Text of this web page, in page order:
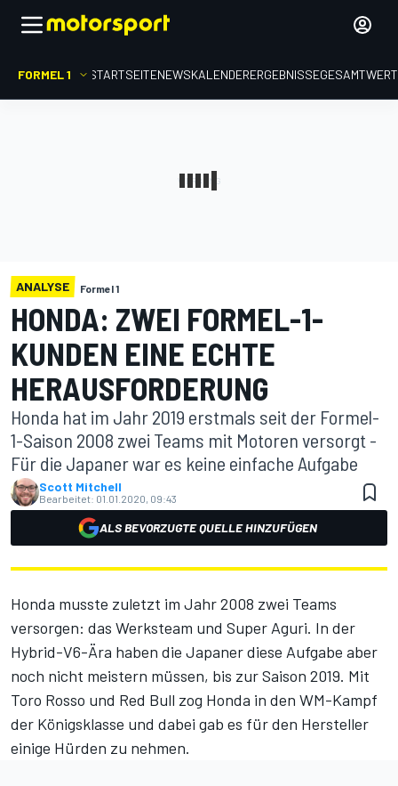
FORMEL 1 STARTSEITENEWSKALENDERERGEBNISSE
ANALYSE Formel 1
HONDA: ZWEI FORMEL-1-
KUNDEN EINE ECHTE
HERAUSFORDERUNG
Honda hat im Jahr 2019 erstmals seit der Formel-
1-Saison 2008 zwei Teams mit Motoren versorgt -
Für die Japaner war es keine einfache Aufgabe
Scott Mitchell
Bearbeitet: 01.01.2020, 09:43
ALS BEVORZUGTE QUELLE HINZUFÜGEN
Honda musste zuletzt im Jahr 2008 zwei Teams
versorgen: das Werksteam und Super Aguri. In der
Hybrid-V6-Ära haben die Japaner diese Aufgabe aber
noch nicht meistern müssen, bis zur Saison 2019. Mit
Toro Rosso und Red Bull zog Honda in den WM-Kampf
der Königsklasse und dabei gab es für den Hersteller
einige Hürden zu nehmen.